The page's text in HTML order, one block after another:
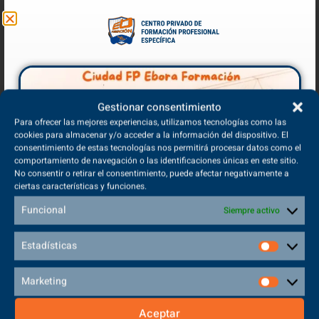
Gestionar consentimiento
Para ofrecer las mejores experiencias, utilizamos tecnologías como las
cookies para almacenar y/o acceder a la información del dispositivo. El
consentimiento de estas tecnologías nos permitirá procesar datos como el
comportamiento de navegación o las identificaciones únicas en este sitio.
No consentir o retirar el consentimiento, puede afectar negativamente a
ciertas características y funciones.
Funcional Siempre activo
Estadísticas
Marketing
Aceptar